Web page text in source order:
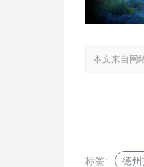
本文来自网
标签: 德州